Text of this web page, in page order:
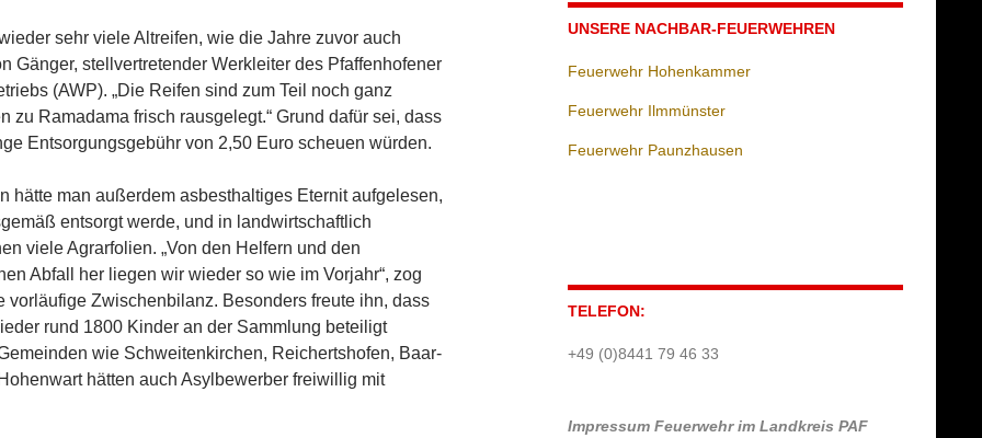
sehr viele Altreifen, wie die Jahre zuvor auch
Gänger, stellvertretender Werkleiter des Pfaffenhofener
(AWP). „Die Reifen sind zum Teil noch ganz
zu Ramadama frisch rausgelegt.“ Grund dafür sei, dass
Entsorgungsgebühr von 2,50 Euro scheuen würden.
hätte man außerdem asbesthaltiges Eternit aufgelesen,
entsorgt werde, und in landwirtschaftlich
viele Agrarfolien. „Von den Helfern und den
Abfall her liegen wir wieder so wie im Vorjahr“, zog
vorläufige Zwischenbilanz. Besonders freute ihn, dass
rund 1800 Kinder an der Sammlung beteiligt
wie Schweitenkirchen, Reichertshofen, Baar-
hätten auch Asylbewerber freiwillig mit
UNSERE NACHBAR-FEUERWEHREN
Feuerwehr Hohenkammer
Feuerwehr Ilmmünster
Feuerwehr Paunzhausen
TELEFON:
+49 (0)8441 79 46 33
Impressum Feuerwehr im Landkreis PAF